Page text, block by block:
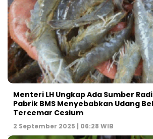
Menteri LH Ungkap Ada Sumber
Pabrik BMS Menyebabkan Udang
Tercemar Cesium
2 September 2025 | 06:28 WIB